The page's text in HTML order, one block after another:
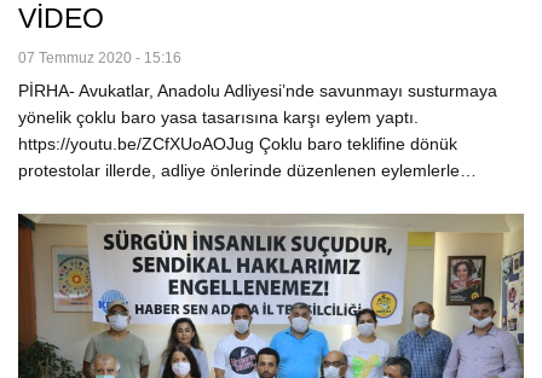
VİDEO
07 Temmuz 2020 - 15:16
PİRHA- Avukatlar, Anadolu Adliyesi’nde savunmayı susturmaya
yönelik çoklu baro yasa tasarısına karşı eylem yaptı.
https://youtu.be/ZCfXUoAOJug Çoklu baro teklifine dönük
protestolar illerde, adliye önlerinde düzenlenen eylemlerle…